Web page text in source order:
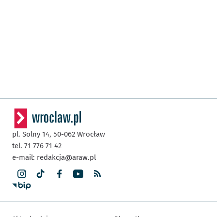
pl. Solny 14, 50-062 Wrocław
tel. 71 776 71 42
e-mail: redakcja@araw.pl